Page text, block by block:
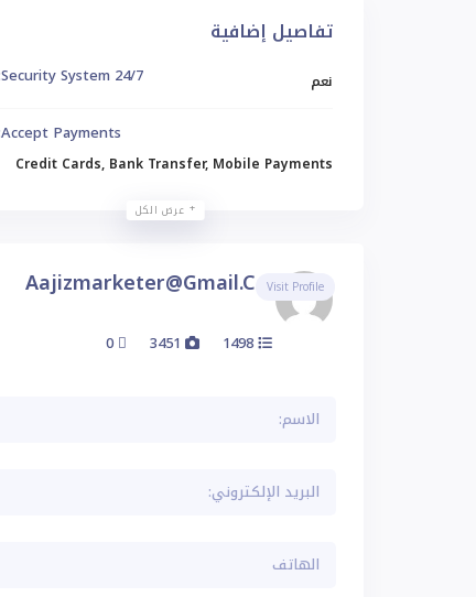
تفاصيل إضافية
24/7 Security System: نعم
Accept Payments:
Credit Cards, Bank Transfer, Mobile Payments
عرض الكل
Aajizmarketer@gmail.comVisit Profile